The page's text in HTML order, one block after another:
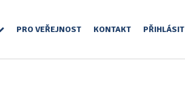
PRO VEŘEJNOST KONTAKT PŘIHLÁSIT